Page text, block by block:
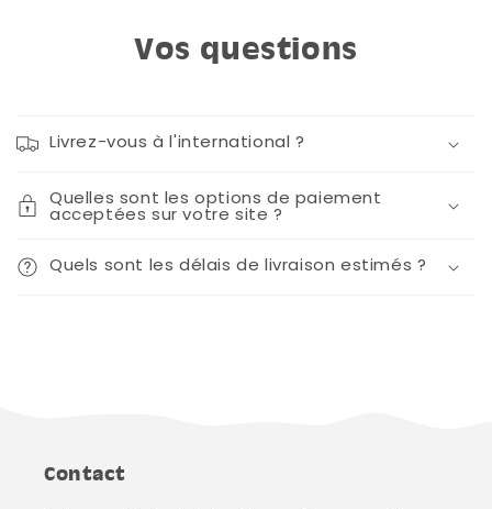
Vos questions
Livrez-vous à l'international ?
Quelles sont les options de paiement
acceptées sur votre site ?
Quels sont les délais de livraison estimés ?
Contact